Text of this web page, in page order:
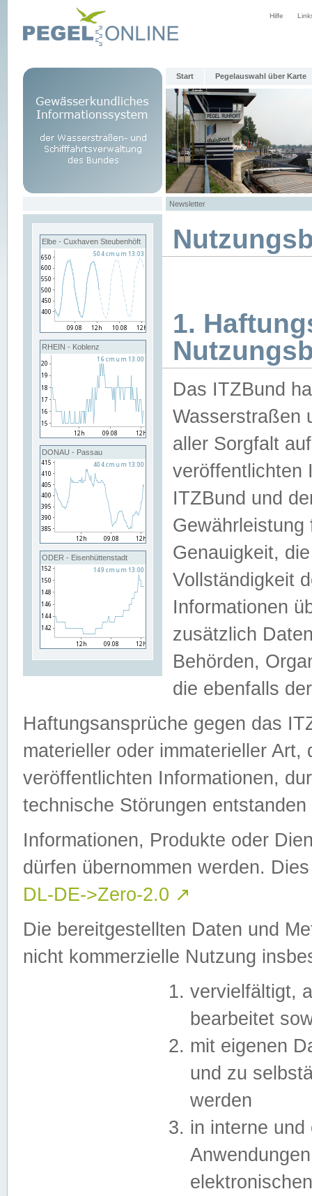
Hilfe
Start Pegelauswahl über Karte
Newsletter
Elbe - Cuxhaven Steubenhöft
RHEIN - Koblenz
DONAU - Passau
ODER - Eisenhüttenstadt
1.
Das ITZBund
Wasserstraßen
aller Sorgfalt
veröffentlichten
ITZBund und
Genauigkeit,
Vollständigkeit
Informationen
zusätzlich
Behörden,
die ebenfalls
Haftungsansprüche gegen das
materieller oder immaterieller
veröffentlichten Informationen,
technische Störungen
Informationen, Produkte oder
dürfen übernommen werden.
DL-DE->Zero-2.0 ↗
Die bereitgestellten Daten und
nicht kommerzielle Nutzung
vervielfältigt,
bearbeitet
mit eigenen
und zu
werden
in interne